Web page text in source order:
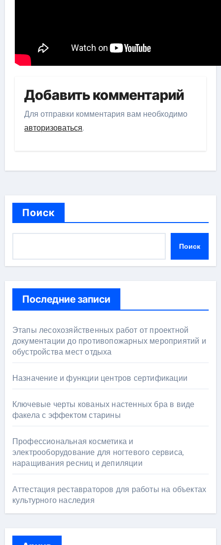
Добавить комментарий
Для отправки комментария вам необходимо
авторизоваться.
Поиск
Поиск
Последние записи
Этапы лесохозяйственных работ от проектной
документации до противопожарных мероприятий и
обустройства мест отдыха
Назначение и функции центров сертификации
Ключевые черты кованых настенных бра в виде
факела с эффектом старины
Профессиональная косметика и
электрооборудование для ногтевого сервиса,
наращивания ресниц и депиляции
Аттестация реставраторов для работы на объектах
культурного наследия